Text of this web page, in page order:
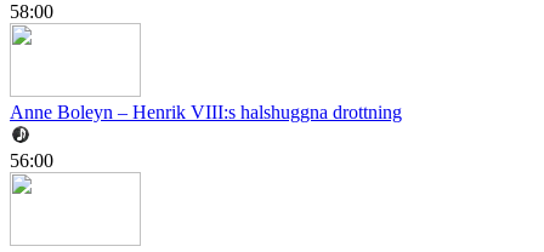
58:00
Anne Boleyn – Henrik VIII:s halshuggna drottning
56:00